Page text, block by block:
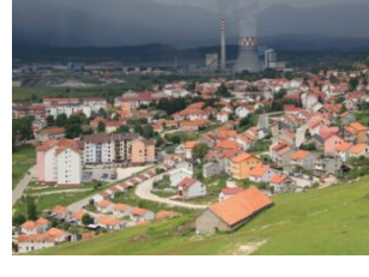
Y
M
E
N